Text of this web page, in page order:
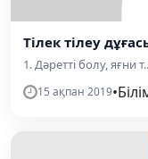
Тілек тілеу
1. Дәретті болу, яғни
15 ақпан 2019•